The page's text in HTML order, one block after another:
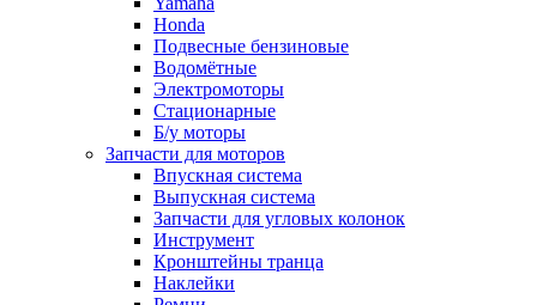
Honda
Подвесные бензиновые
Водомётные
Электромоторы
Стационарные
Б/у моторы
Запчасти для моторов
Впускная система
Выпускная система
Запчасти для угловых колонок
Инструмент
Кронштейны транца
Наклейки